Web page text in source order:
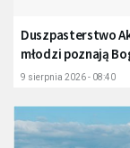
Duszpasterstwo
młodzi poznają
9 sierpnia 2026 - 08:40